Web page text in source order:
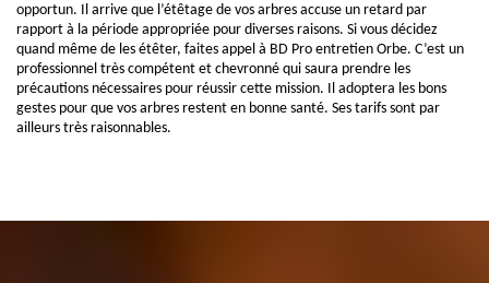
opportun. Il arrive que l’étêtage de vos arbres accuse un retard par
rapport à la période appropriée pour diverses raisons. Si vous décidez
quand même de les étêter, faites appel à BD Pro entretien Orbe. C’est un
professionnel très compétent et chevronné qui saura prendre les
précautions nécessaires pour réussir cette mission. Il adoptera les bons
gestes pour que vos arbres restent en bonne santé. Ses tarifs sont par
ailleurs très raisonnables.